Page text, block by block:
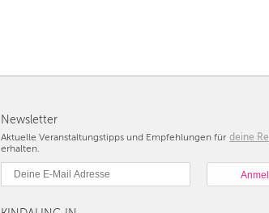
Newsletter
Aktuelle Veranstaltungstipps und Empfehlungen für deine
Berlin
Hamburg
erhalten.